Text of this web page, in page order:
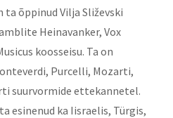
ta õppinud Vilja Sliževski
Heinavanker, Vox
koosseisu. Ta on
Purcelli, Mozarti,
suurvormide ettekannetel.
esinenud ka Iisraelis, Türgis,